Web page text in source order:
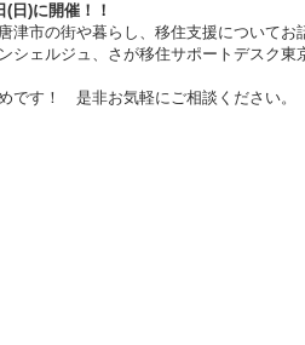
日)に開催！！
津市の街や暮らし、移住支援についてお
シェルジュ、さが移住サポートデスク東
です！ 是非お気軽にご相談ください。